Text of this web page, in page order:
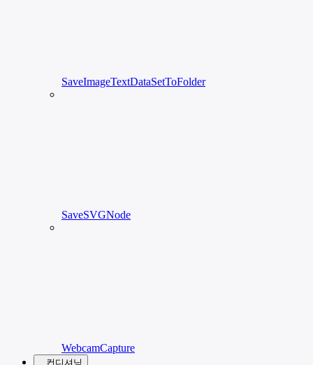
SaveImageTextDataSetToFolder
SaveSVGNode
WebcamCapture
컨디셔닝